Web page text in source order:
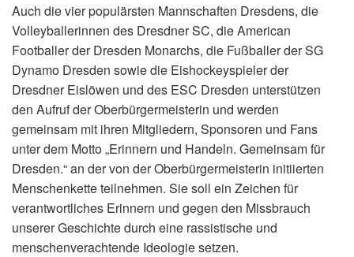
Auch die vier populärsten Mannschaften Dresdens, die
Volleyballerinnen des Dresdner SC, die American
Footballer der Dresden Monarchs, die Fußballer der SG
Dynamo Dresden sowie die Eishockeyspieler der
Dresdner Eislöwen und des ESC Dresden unterstützen
den Aufruf der Oberbürgermeisterin und werden
gemeinsam mit ihren Mitgliedern, Sponsoren und Fans
unter dem Motto „Erinnern und Handeln. Gemeinsam für
Dresden.“ an der von der Oberbürgermeisterin initiierten
Menschenkette teilnehmen. Sie soll ein Zeichen für
verantwortliches Erinnern und gegen den Missbrauch
unserer Geschichte durch eine rassistische und
menschenverachtende Ideologie setzen.